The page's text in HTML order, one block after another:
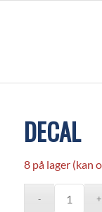
DECAL
8 på lager (kan